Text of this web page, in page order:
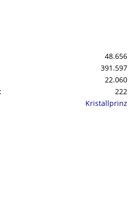
48.656
391.597
22.060
222
Kristallprinz